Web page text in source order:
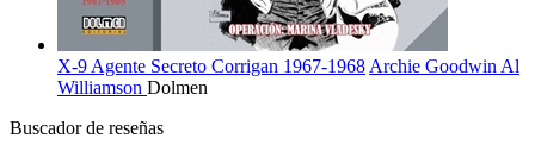
X-9 Agente Secreto Corrigan 1967-1968 Archie Goodwin Al
Williamson Dolmen
Buscador de reseñas